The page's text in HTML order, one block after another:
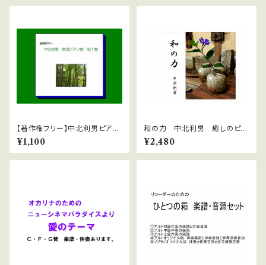
【著作権フリー】中北利男ピアノ
アレンジ 童謡集 第一集 WA
Vファイル
¥1,100
和の力 中北利男 癒しのピア
ノ 著作権フリー jasrac申請
不要
¥2,480